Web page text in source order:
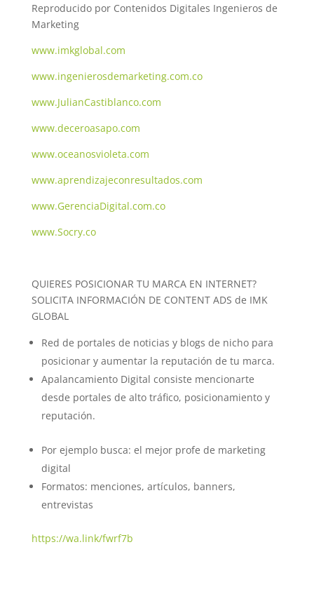
Reproducido por Contenidos Digitales Ingenieros de
Marketing
www.imkglobal.com
www.ingenierosdemarketing.com.co
www.JulianCastiblanco.com
www.deceroasapo.com
www.oceanosvioleta.com
www.aprendizajeconresultados.com
www.GerenciaDigital.com.co
www.Socry.co
QUIERES POSICIONAR TU MARCA EN INTERNET?
SOLICITA INFORMACIÓN DE CONTENT ADS de IMK
GLOBAL
Red de portales de noticias y blogs de nicho para
posicionar y aumentar la reputación de tu marca.
Apalancamiento Digital consiste mencionarte
desde portales de alto tráfico, posicionamiento y
reputación.
Por ejemplo busca: el mejor profe de marketing
digital
Formatos: menciones, artículos, banners,
entrevistas
https://wa.link/fwrf7b